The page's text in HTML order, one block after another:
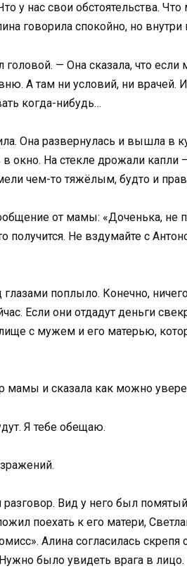
у нас свои обстоятельства.
говорила спокойно, но
— Она сказала, что
А там ни условий, ни врачей.
когда-нибудь…
Она развернулась и вышла в
окно. На стекле дрожали капли
чем-то тяжёлым, будто и
от мамы: «Доченька, не
получится. Не вздумайте с
поплыло. Конечно,
Если они отдадут деньги
с мужем и его матерью,
мамы и сказала как можно
Я тебе обещаю.
Вид у него был
поехать к его матери,
Алина согласилась скрепя
было увидеть врага в лицо.